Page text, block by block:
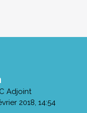
Adjoint
2018, 14:54